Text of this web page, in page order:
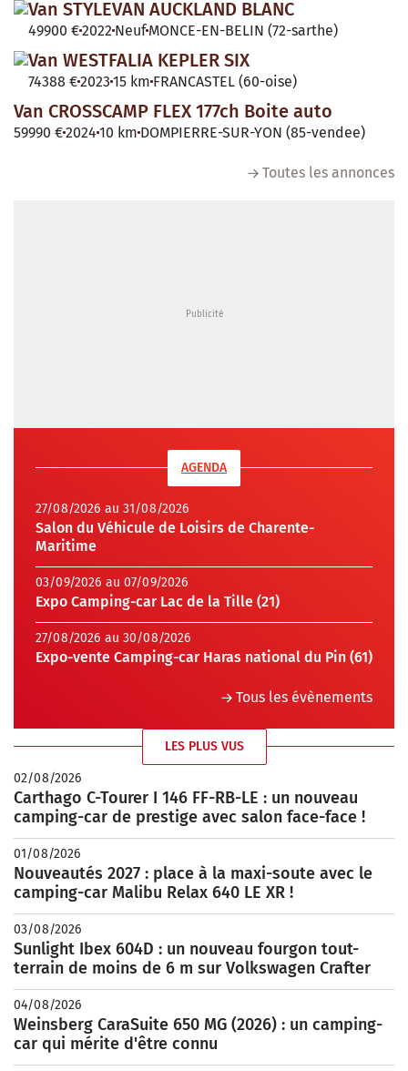
Van STYLEVAN AUCKLAND BLANC
49900 €2022 Neuf MONCE-EN-BELIN (72-sarthe)
Van WESTFALIA KEPLER SIX
74388 €2023 15 km FRANCASTEL (60-oise)
Van CROSSCAMP FLEX 177ch Boite auto
59990 €2024 10 km DOMPIERRE-SUR-YON (85-vendee)
Toutes les annonces
AGENDA
27/08/2026 au 31/08/2026
Salon du Véhicule de Loisirs de Charente-
Maritime
03/09/2026 au 07/09/2026
Expo Camping-car Lac de la Tille (21)
27/08/2026 au 30/08/2026
Expo-vente Camping-car Haras national du Pin (61)
Tous les évènements
LES PLUS VUS
02/08/2026
Carthago C-Tourer I 146 FF-RB-LE : un nouveau
camping-car de prestige avec salon face-face !
01/08/2026
Nouveautés 2027 : place à la maxi-soute avec le
camping-car Malibu Relax 640 LE XR !
03/08/2026
Sunlight Ibex 604D : un nouveau fourgon tout-
terrain de moins de 6 m sur Volkswagen Crafter
04/08/2026
Weinsberg CaraSuite 650 MG (2026) : un camping-
car qui mérite d'être connu